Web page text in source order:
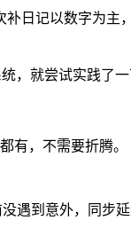
日记以数字为
，就尝试实践了一
有，不需要折腾。
遇到意外，同步